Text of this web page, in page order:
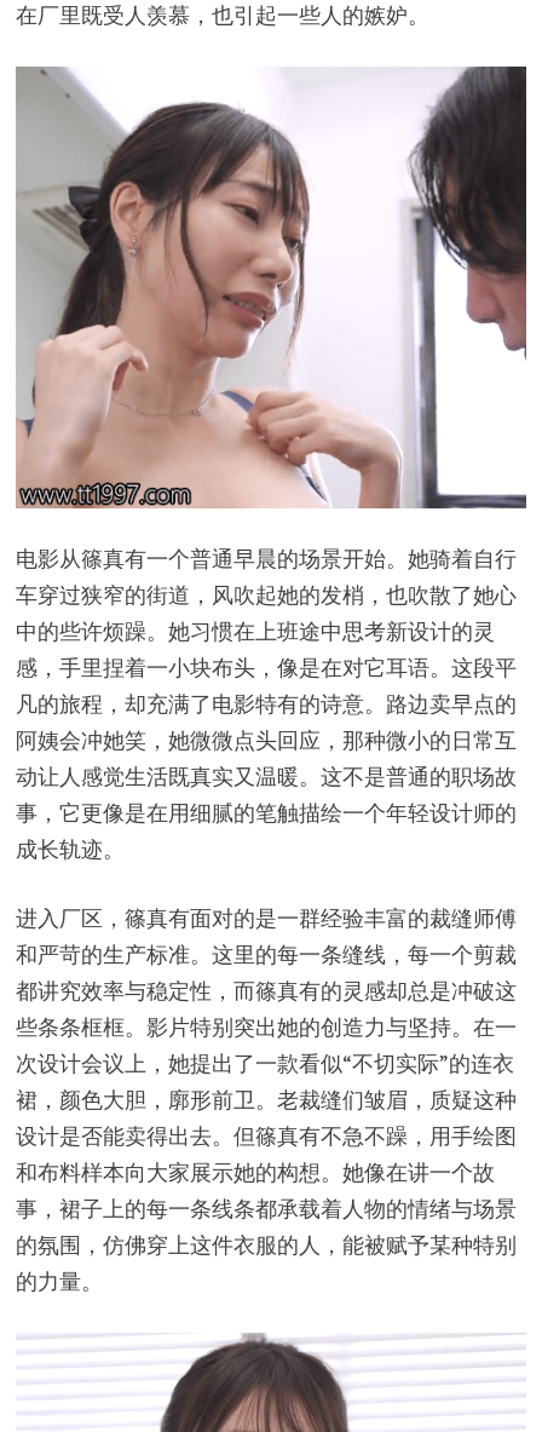
在厂里既受人羡慕，也引起一些人的嫉妒。
电影从篠真有一个普通早晨的场景开始。她骑着自行
车穿过狭窄的街道，风吹起她的发梢，也吹散了她心
中的些许烦躁。她习惯在上班途中思考新设计的灵
感，手里捏着一小块布头，像是在对它耳语。这段平
凡的旅程，却充满了电影特有的诗意。路边卖早点的
阿姨会冲她笑，她微微点头回应，那种微小的日常互
动让人感觉生活既真实又温暖。这不是普通的职场故
事，它更像是在用细腻的笔触描绘一个年轻设计师的
成长轨迹。
进入厂区，篠真有面对的是一群经验丰富的裁缝师傅
和严苛的生产标准。这里的每一条缝线，每一个剪裁
都讲究效率与稳定性，而篠真有的灵感却总是冲破这
些条条框框。影片特别突出她的创造力与坚持。在一
次设计会议上，她提出了一款看似“不切实际”的连衣
裙，颜色大胆，廓形前卫。老裁缝们皱眉，质疑这种
设计是否能卖得出去。但篠真有不急不躁，用手绘图
和布料样本向大家展示她的构想。她像在讲一个故
事，裙子上的每一条线条都承载着人物的情绪与场景
的氛围，仿佛穿上这件衣服的人，能被赋予某种特别
的力量。